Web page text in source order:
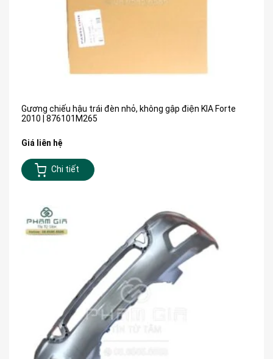
Gương chiếu hậu trái đèn nhỏ, không gập điện KIA Forte
2010 | 876101M265
Giá liên hệ
Chi tiết